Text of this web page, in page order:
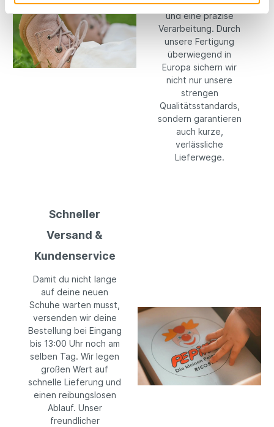
langlebige Materialien
und eine präzise
Verarbeitung. Durch
unsere Fertigung
überwiegend in
Europa sichern wir
nicht nur unsere
strengen
Qualitätsstandards,
sondern garantieren
auch kurze,
verlässliche
Lieferwege.
Schneller
Versand &
Kundenservice
Damit du nicht lange
auf deine neuen
Schuhe warten musst,
versenden wir deine
Bestellung bei Eingang
bis 13:00 Uhr noch am
selben Tag. Wir legen
großen Wert auf
schnelle Lieferung und
einen reibungslosen
Ablauf. Unser
freundlicher